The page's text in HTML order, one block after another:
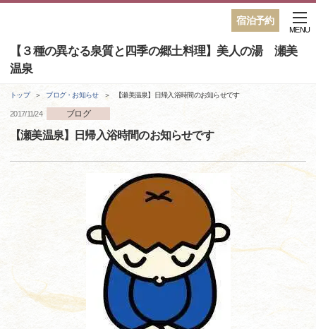
宿泊予約
【３種の異なる泉質と四季の郷土料理】美人の湯 瀬美
温泉
MENU
トップ ブログ・お知らせ 【瀬美温泉】日帰入浴時間のお知らせです
2017/11/24 ブログ
【瀬美温泉】日帰入浴時間のお知らせです